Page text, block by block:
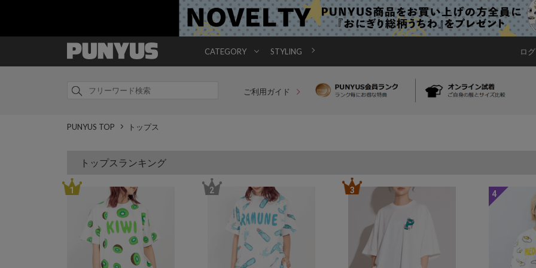
CATEGORY STYLING ロ
ご利用ガイド
PUNYUS TOP トップス
トップスランキング
1 2 3 4